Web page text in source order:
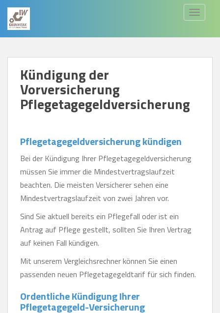
Kündigung der
Vorversicherung
Pflegetagegeldversicherung
Pflegetagegeldversicherung kündigen
Bei der Kündigung Ihrer Pflegetagegeldversicherung
müssen Sie immer die Mindestvertragslaufzeit
beachten. Die meisten Versicherer sehen eine
Mindestvertragslaufzeit von zwei Jahren vor.
Sind Sie aktuell bereits ein Pflegefall oder ist ein
Antrag auf Pflege gestellt, sollten Sie Ihren Vertrag
auf keinen Fall kündigen.
Mit unserem Vergleichsrechner können Sie einen
passenden neuen Pflegetagegeldtarif für sich finden.
Ordentliche Kündigung Ihrer
Pflegetagegeld-Versicherung